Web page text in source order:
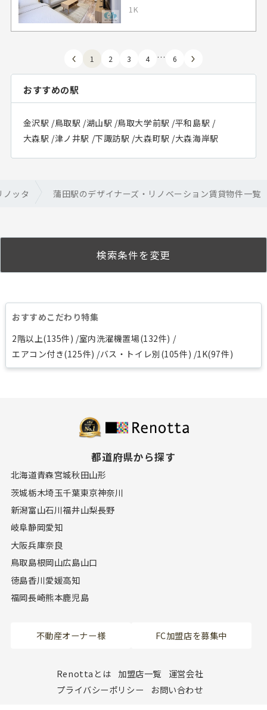
1K
1 2 3 4 … 6
おすすめの駅
金沢駅 /鳥取駅 /湖山駅 /鳥取大学前駅 /平和島駅 /
大森駅 /津ノ井駅 /下諏訪駅 /大森町駅 /大森海岸駅
ッタ 蒲田駅のデザイナーズ・リノベーション賃貸物件一覧
検索条件を変更
おすすめこだわり特集
2階以上(135件) 室内洗濯機置場(132件)
エアコン付き(125件) バス・トイレ別(105件) 1K(97件)
都道府県から探す
北海道青森宮城秋田山形
茨城栃木埼玉千葉東京神奈川
新潟富山石川福井山梨長野
岐阜静岡愛知
大阪兵庫奈良
鳥取島根岡山広島山口
徳島香川愛媛高知
福岡長崎熊本鹿児島
不動産オーナー様 FC加盟店を募集中
Renottaとは 加盟店一覧
運営会社
プライバシーポリシー
お問い合わせ